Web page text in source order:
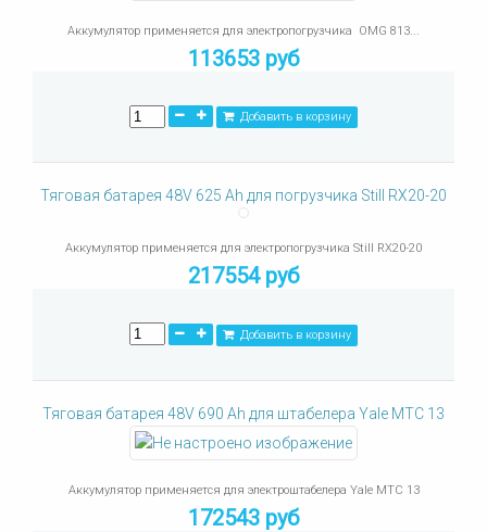
Аккумулятор применяется для электропогрузчика OMG 813...
113653 руб
Добавить в корзину
Тяговая батарея 48V 625 Ah для погрузчика Still RX20-20
Аккумулятор применяется для электропогрузчика Still RX20-20
217554 руб
Добавить в корзину
Тяговая батарея 48V 690 Ah для штабелера Yale MTC 13
Аккумулятор применяется для электроштабелера Yale MTC 13
172543 руб